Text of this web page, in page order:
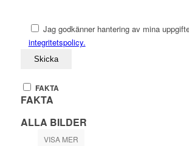
Jag godkänner hantering av mina
integritetspolicy.
FAKTA
FAKTA
ALLA BILDER
VISA MER